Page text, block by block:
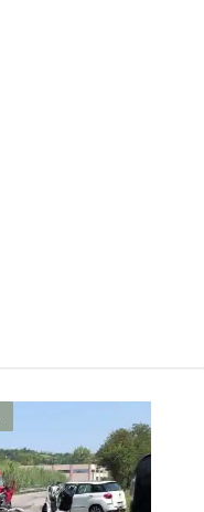
scontro frontale tra
70enne in codice
31 LUGLIO 2026